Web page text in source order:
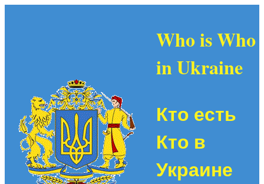
Who is Who
in Ukraine
Кто есть
Кто в
Украине